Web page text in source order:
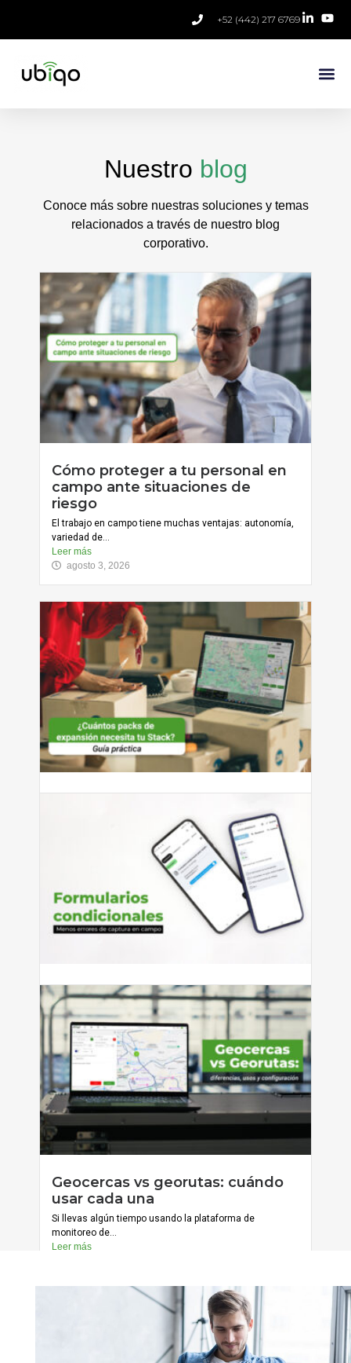
+52 (442) 217 6769
Nuestro blog
Conoce más sobre nuestras soluciones y temas
relacionados a través de nuestro blog
corporativo.
Cómo proteger a tu personal en
campo ante situaciones de
riesgo
El trabajo en campo tiene muchas ventajas: autonomía,
variedad de...
Leer más
agosto 3, 2026
necesita tu Stack?
¿Cuántos packs de expansión necesita tu Stack? Guía
Cómo reducir errores de captura
con formularios condicionales
Si tienes personal que captura información en campo —
ya sean...
Leer más
julio 20, 2026
Geocercas vs georutas: cuándo
usar cada una
Si llevas algún tiempo usando la plataforma de
monitoreo de...
Leer más
Cargar más